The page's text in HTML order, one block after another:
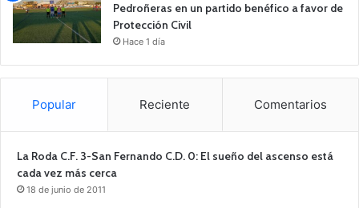
Pedroñeras en un partido benéfico a favor de
Protección Civil
Hace 1 día
Popular Reciente Comentarios
La Roda C.F. 3-San Fernando C.D. 0: El sueño del ascenso está
cada vez más cerca
18 de junio de 2011